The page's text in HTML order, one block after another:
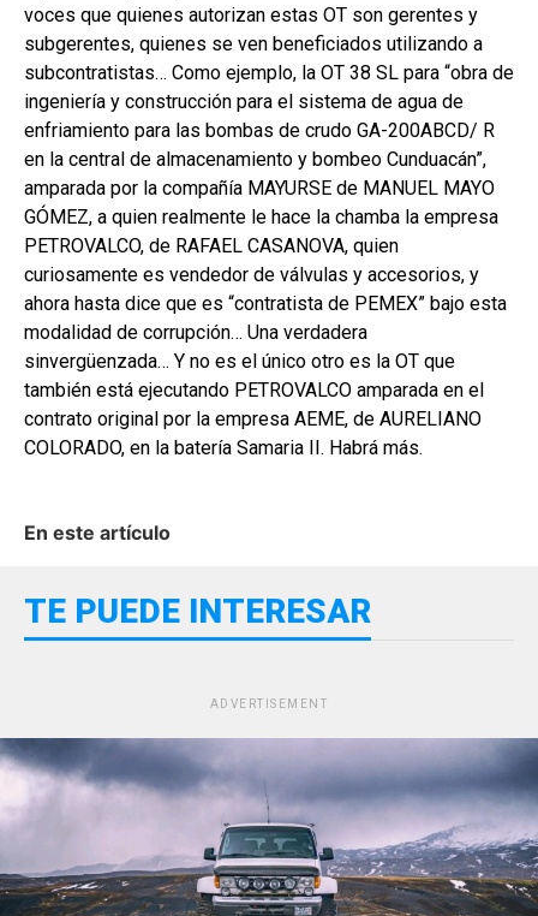
voces que quienes autorizan estas OT son gerentes y
subgerentes, quienes se ven beneficiados utilizando a
subcontratistas… Como ejemplo, la OT 38 SL para “obra de
ingeniería y construcción para el sistema de agua de
enfriamiento para las bombas de crudo GA-200ABCD/ R
en la central de almacenamiento y bombeo Cunduacán”,
amparada por la compañía MAYURSE de MANUEL MAYO
GÓMEZ, a quien realmente le hace la chamba la empresa
PETROVALCO, de RAFAEL CASANOVA, quien
curiosamente es vendedor de válvulas y accesorios, y
ahora hasta dice que es “contratista de PEMEX” bajo esta
modalidad de corrupción… Una verdadera
sinvergüenzada… Y no es el único otro es la OT que
también está ejecutando PETROVALCO amparada en el
contrato original por la empresa AEME, de AURELIANO
COLORADO, en la batería Samaria II. Habrá más.
En este artículo
TE PUEDE INTERESAR
ADVERTISEMENT